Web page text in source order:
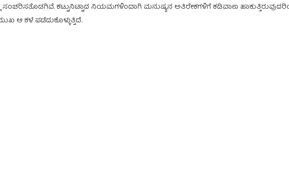
ಸಂಚರಿಸತೊಡಗಿವೆ. ಕಟ್ಟುನಿಟ್ಟಾದ ನಿಯಮಗಳಿಂದಾಗಿ ಮನುಷ್ಯನ ಅತಿರೇಕಗಳಿಗೆ ಕಡಿವಾಣ
ಆ ಕಳೆ ಪಡೆದುಕೊಳ್ಳುತ್ತಿದೆ.